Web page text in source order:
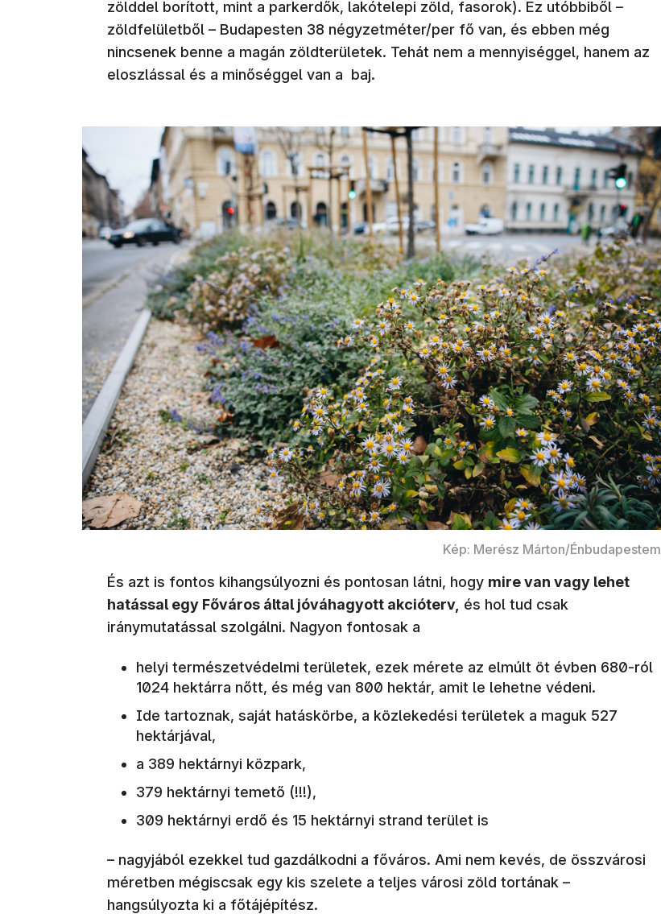
zölddel borított, mint a parkerdők, lakótelepi zöld, fasorok). Ez utóbbiből –
zöldfelületből – Budapesten 38 négyzetméter/per fő van, és ebben még
nincsenek benne a magán zöldterületek. Tehát nem a mennyiséggel, hanem az
eloszlással és a minőséggel van a baj.
Kép: Merész Márton/Énbudapestem
És azt is fontos kihangsúlyozni és pontosan látni, hogy mire van vagy lehet
hatással egy Főváros által jóváhagyott akcióterv, és hol tud csak
iránymutatással szolgálni. Nagyon fontosak a
helyi természetvédelmi területek, ezek mérete az elmúlt öt évben 680-ról
1024 hektárra nőtt, és még van 800 hektár, amit le lehetne védeni.
Ide tartoznak, saját hatáskörbe, a közlekedési területek a maguk 527
hektárjával,
a 389 hektárnyi közpark,
379 hektárnyi temető (!!!),
309 hektárnyi erdő és 15 hektárnyi strand terület is
– nagyjából ezekkel tud gazdálkodni a főváros. Ami nem kevés, de összvárosi
méretben mégiscsak egy kis szelete a teljes városi zöld tortának –
hangsúlyozta ki a főtájépítész.